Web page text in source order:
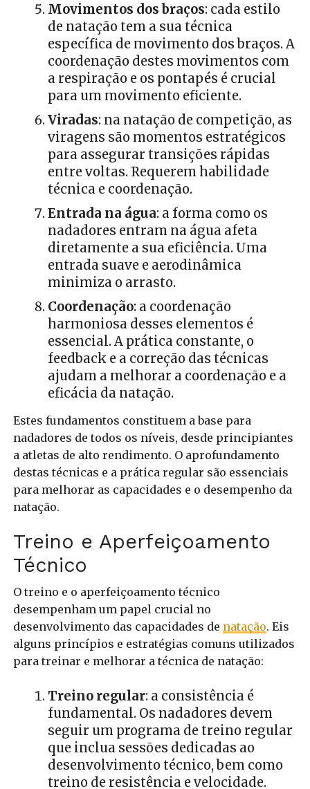
Movimentos dos braços: cada estilo
de natação tem a sua técnica
específica de movimento dos braços. A
coordenação destes movimentos com
a respiração e os pontapés é crucial
para um movimento eficiente.
Viradas: na natação de competição, as
viragens são momentos estratégicos
para assegurar transições rápidas
entre voltas. Requerem habilidade
técnica e coordenação.
Entrada na água: a forma como os
nadadores entram na água afeta
diretamente a sua eficiência. Uma
entrada suave e aerodinâmica
minimiza o arrasto.
Coordenação: a coordenação
harmoniosa desses elementos é
essencial. A prática constante, o
feedback e a correção das técnicas
ajudam a melhorar a coordenação e a
eficácia da natação.
Estes fundamentos constituem a base para
nadadores de todos os níveis, desde principiantes
a atletas de alto rendimento. O aprofundamento
destas técnicas e a prática regular são essenciais
para melhorar as capacidades e o desempenho da
natação.
Treino e Aperfeiçoamento
Técnico
O treino e o aperfeiçoamento técnico
desempenham um papel crucial no
desenvolvimento das capacidades de natação. Eis
alguns princípios e estratégias comuns utilizados
para treinar e melhorar a técnica de natação:
Treino regular: a consistência é
fundamental. Os nadadores devem
seguir um programa de treino regular
que inclua sessões dedicadas ao
desenvolvimento técnico, bem como
treino de resistência e velocidade.